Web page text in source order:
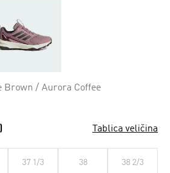
Brown / Aurora Coffee
Tablica veličina
37 1/3 38 38 2/3